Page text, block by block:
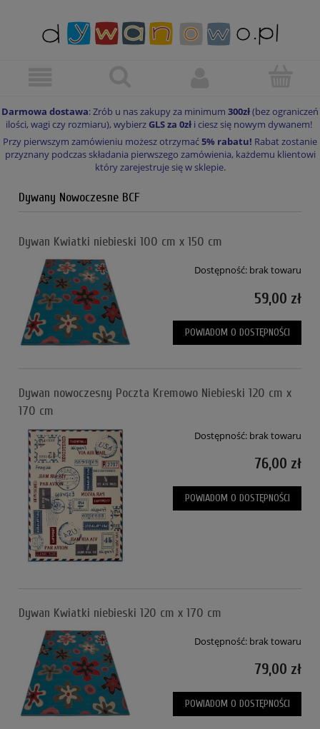
Darmowa dostawa: Zrób u nas zakupy za minimum 300zł(bez ograniczeń
ilości, wagi czy rozmiaru), wybierzGLS za 0zł i ciesz się nowym dywanem!
Przy pierwszym zamówieniu możesz otrzymać5% rabatu! Rabat zostanie
przyznany podczas składania pierwszego zamówienia, każdemu klientowi
który zarejestruje się w sklepie.
Dywany Nowoczesne BCF
Dywan Kwiatki niebieski 100 cm x 150 cm
Dostępność: brak towaru
59,00 zł
POWIADOM O DOSTĘPNOŚCI
Dywan nowoczesny Poczta Kremowo Niebieski 120 cm x
170 cm
Dostępność: brak towaru
76,00 zł
POWIADOM O DOSTĘPNOŚCI
Dywan Kwiatki niebieski 120 cm x 170 cm
Dostępność: brak towaru
79,00 zł
POWIADOM O DOSTĘPNOŚCI